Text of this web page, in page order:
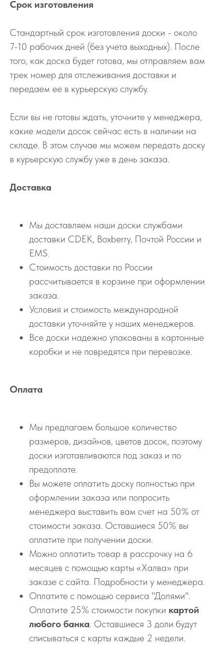
Срок изготовления
Стандартный срок изготовления доски - около
7-10 рабочих дней (без учета выходных). После
того, как доска будет готова, мы отправляем вам
трек номер для отслеживания доставки и
передаем ее в курьерскую службу.
Если вы не готовы ждать, уточните у менеджера,
какие модели досок сейчас есть в наличии на
складе. В этом случае мы можем передать доску
в курьерскую службу уже в день заказа.
Доставка
Мы доставляем наши доски службами
доставки CDEK, Boxberry, Почтой России и
EMS.
Стоимость доставки по России
рассчитывается в корзине при оформлении
заказа.
Условия и стоимость международной
доставки уточняйте у наших менеджеров.
Все доски надежно упакованы в картонные
коробки и не повредятся при перевозке.
Оплата
Мы предлагаем большое количество
размеров, дизайнов, цветов досок, поэтому
доски изготавливаются под заказ и по
предоплате.
Вы можете оплатить доску полностью при
оформлении заказа или попросить
менеджера выставить вам счет на 50% от
стоимости заказа. Оставшиеся 50% вы
оплатите при получении доски.
Можно оплатить товар в рассрочку на 6
месяцев с помощью карты «Халва» при
заказе с сайта. Подробности у менеджера.
Оплатите с помощью сервиса "Долями".
Оплатите 25% стоимости покупки картой
любого банка . Оставшиеся 3 доли будут
списываться с карты каждые 2 недели.